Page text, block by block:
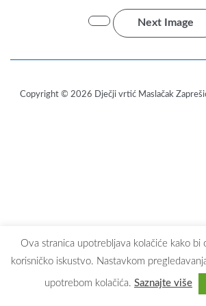
Next Image
Copyright © 2026 Dječji vrtić Maslačak
Ova stranica upotrebljava kolačiće kako bi
korisničko iskustvo. Nastavkom
upotrebom kolačića. Saznajte više